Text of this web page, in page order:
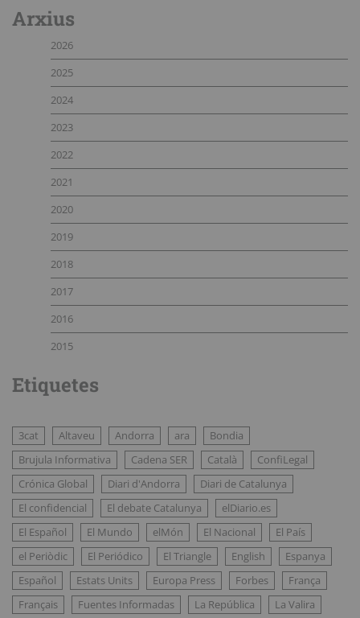
Arxius
2026
2025
2024
2023
2022
2021
2020
2019
2018
2017
2016
2015
Etiquetes
3cat Altaveu Andorra ara
Bondia
Brujula Informativa
Cadena SER Català
ConfiLegal
Crónica Global
Diari d'Andorra
Diari de Catalunya
El confidencial
El debate Catalunya
elDiario.es
El Español
El Mundo elMón El Nacional
El País
el Periòdic
El Periódico El Triangle English
Espanya
Español
Estats Units Europa Press Forbes
França
Français
Fuentes Informadas La República
La Valira